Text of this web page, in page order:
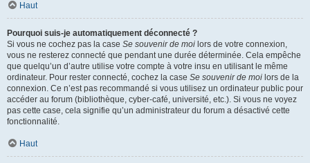
Haut
Pourquoi suis-je automatiquement déconnecté ?
Si vous ne cochez pas la case Se souvenir de moi lors de votre connexion,
vous ne resterez connecté que pendant une durée déterminée. Cela empêche
que quelqu’un d’autre utilise votre compte à votre insu en utilisant le même
ordinateur. Pour rester connecté, cochez la case Se souvenir de moi lors de la
connexion. Ce n’est pas recommandé si vous utilisez un ordinateur public pour
accéder au forum (bibliothèque, cyber-café, université, etc.). Si vous ne voyez
pas cette case, cela signifie qu’un administrateur du forum a désactivé cette
fonctionnalité.
Haut